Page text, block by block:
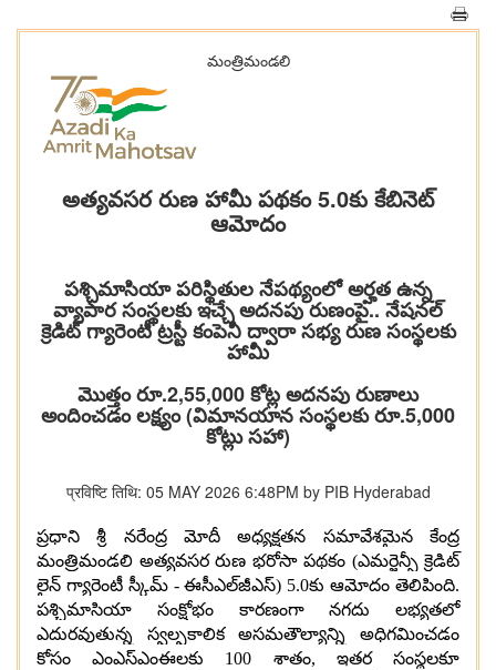
మంత్రిమండలి
అత్యవసర రుణ హామీ పథకం 5.0కు కేబినెట్
ఆమోదం
పశ్చిమాసియా పరిస్థితుల నేపథ్యంలో అర్హత ఉన్న
వ్యాపార సంస్థలకు ఇచ్చే అదనపు రుణంపై.. నేషనల్
క్రెడిట్ గ్యారెంటీ ట్రస్టీ కంపెనీ ద్వారా సభ్య రుణ సంస్థలకు
హామీ
మొత్తం రూ.2,55,000 కోట్ల అదనపు రుణాలు
అందించడం లక్ష్యం (విమానయాన సంస్థలకు రూ.5,000
కోట్లు సహా)
प्रविष्टि तिथि: 05 MAY 2026 6:48PM by PIB Hyderabad
ప్రధాని శ్రీ నరేంద్ర మోదీ అధ్యక్షతన సమావేశమైన కేంద్ర
మంత్రిమండలి అత్యవసర రుణ భరోసా పథకం (ఎమర్జెన్సీ క్రెడిట్
లైన్ గ్యారెంటీ స్కీమ్ - ఈసీఎల్‌జీఎస్) 5.0కు ఆమోదం తెలిపింది.
పశ్చిమాసియా సంక్షోభం కారణంగా నగదు లభ్యతలో
ఎదురవుతున్న స్వల్పకాలిక అసమతౌల్యాన్ని అధిగమించడం
కోసం ఎంఎస్ఎంఈలకు 100 శాతం, ఇతర సంస్థలకూ